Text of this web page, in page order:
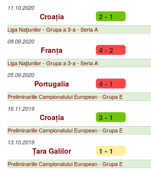
11.10.2020
Croația 2 - 1
Liga Naţiunilor - Grupa a 3-a - Seria A
08.09.2020
Franța 4 - 2
Liga Naţiunilor - Grupa a 3-a - Seria A
05.09.2020
Portugalia 4 - 1
Preliminariile Campionatului European - Grupa E
16.11.2019
Croația 3 - 1
Preliminariile Campionatului European - Grupa E
13.10.2019
Țara Galilor 1 - 1
Preliminariile Campionatului European - Grupa E